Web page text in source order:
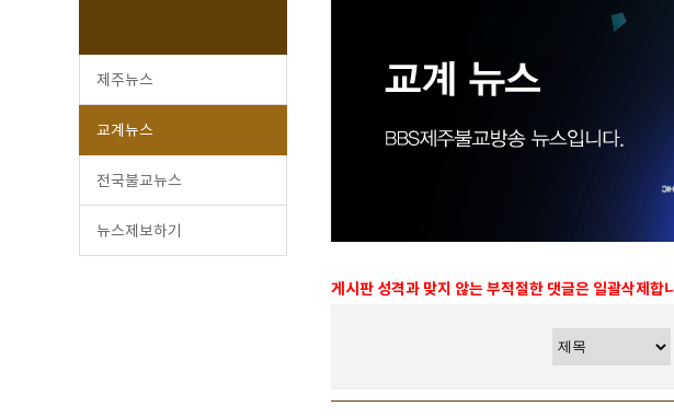
제주뉴스
교계뉴스
전국불교뉴스
뉴스제보하기
게시판 성격과 맞지 않는 부적절한 댓글은 일괄삭제